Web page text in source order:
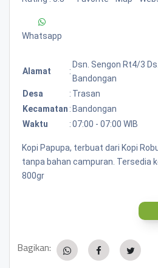
Whatsapp
Alamat :
Dsn. Sengon Rt4/3
Bandongan
Desa
: Trasan
Kecamatan : Bandongan
Waktu
:07:00 - 07:00 WIB
Kopi Papupa, terbuat dari Kopi
tanpa bahan campuran. Tersedia
800gr
Bagikan: